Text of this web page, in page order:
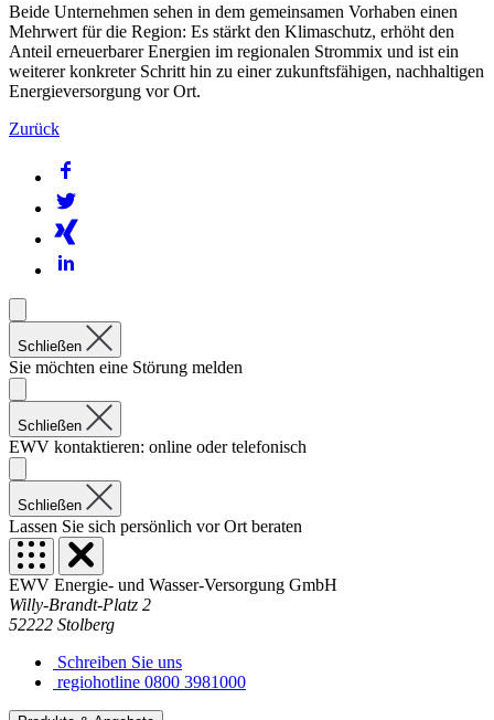
Beide Unternehmen sehen in dem gemeinsamen Vorhaben einen
Mehrwert für die Region: Es stärkt den Klimaschutz, erhöht den
Anteil erneuerbarer Energien im regionalen Strommix und ist ein
weiterer konkreter Schritt hin zu einer zukunftsfähigen, nachhaltigen
Energieversorgung vor Ort.
Zurück
Schließen
Sie möchten eine Störung melden
Schließen
EWV kontaktieren: online oder telefonisch
Schließen
Lassen Sie sich persönlich vor Ort beraten
EWV Energie- und Wasser-Versorgung GmbH
Willy-Brandt-Platz 2
52222 Stolberg
Schreiben Sie uns
regiohotline 0800 3981000